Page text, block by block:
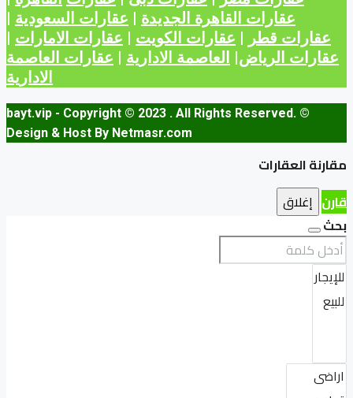
عقارات القاهرة الجديدة | عقارات السعودية |
عقارات قطر | عقارات الكويت | عقارات الامارات |
عقارات الرياض| العاصمة الادارية | عقارات العاصمة
الادارية
© bayt.vip - Copyright © 2023 . All Rights Reserved.
Design & Host By Netmasr.com
مقارنة العقارات
قارن إغلاق
بحث